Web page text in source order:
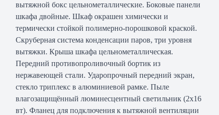
вытяжной бокс цельнометаллические. Боковые панели
шкафа двойные. Шкаф окрашен химически и
термически стойкой полимерно-порошковой краской.
Скруберная система конденсации паров, три уровня
вытяжки. Крыша шкафа цельнометаллическая.
Передний противопроливочный бортик из
нержавеющей стали. Ударопрочный передний экран,
стекло триплекс в алюминиевой рамке. Пыле
влагозащищённый люминесцентный светильник (2х16
вт). Фланец для подключения к вытяжной вентиляции